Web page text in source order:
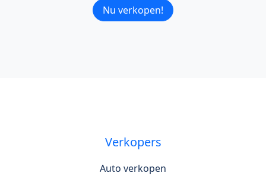
Nu verkopen!
Verkopers
Auto verkopen